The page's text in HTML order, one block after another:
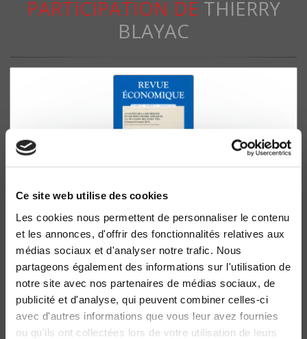
Ce site web utilise des cookies
Les cookies nous permettent de personnaliser le contenu
et les annonces, d'offrir des fonctionnalités relatives aux
médias sociaux et d'analyser notre trafic. Nous
partageons également des informations sur l'utilisation de
notre site avec nos partenaires de médias sociaux, de
publicité et d'analyse, qui peuvent combiner celles-ci
avec d'autres informations que vous leur avez fournies
ou qu'ils ont collectées lors de votre utilisation de leurs
PARTICIPATION DE THIERRY
BLAYAC
Revue économique 67-5, septembre 2016
Avancées de la recherche en microéconomie appliquée
à l'occasion des XXXIIes JMA
Thierry Blayac, et al.